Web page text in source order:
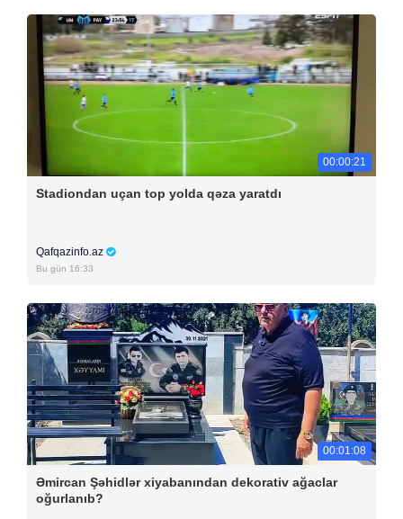
00:00:21
Stadiondan uçan top yolda qəza yaratdı
Qafqazinfo.az
Bu gün 16:33
00:01:08
Əmircan Şəhidlər xiyabanından dekorativ ağaclar
oğurlanıb?